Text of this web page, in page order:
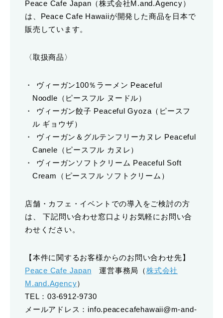
Peace Cafe Japan（株式会社M.and.Agency）
は、Peace Cafe Hawaiiが開発した商品を日本で
販売しています。
〈取扱商品〉
ヴィーガン100％ラーメン Peaceful
Noodle（ピースフル ヌードル）
ヴィーガン餃子 Peaceful Gyoza（ピースフ
ル ギョウザ）
ヴィーガン＆グルテンフリーカヌレ Peaceful
Canele（ピースフル カヌレ）
ヴィーガンソフトクリーム Peaceful Soft
Cream（ピースフル ソフトクリーム）
店舗・カフェ・イベントでの導入をご検討の方
は、 下記問い合わせ窓口よりお気軽にお問い合
わせください。
【本件に関するお客様からのお問い合わせ先】
Peace Cafe Japan 運営事務局（株式会社
M.and.Agency）
TEL：03-6912-9730
メールアドレス：info.peacecafehawaii@m-and-